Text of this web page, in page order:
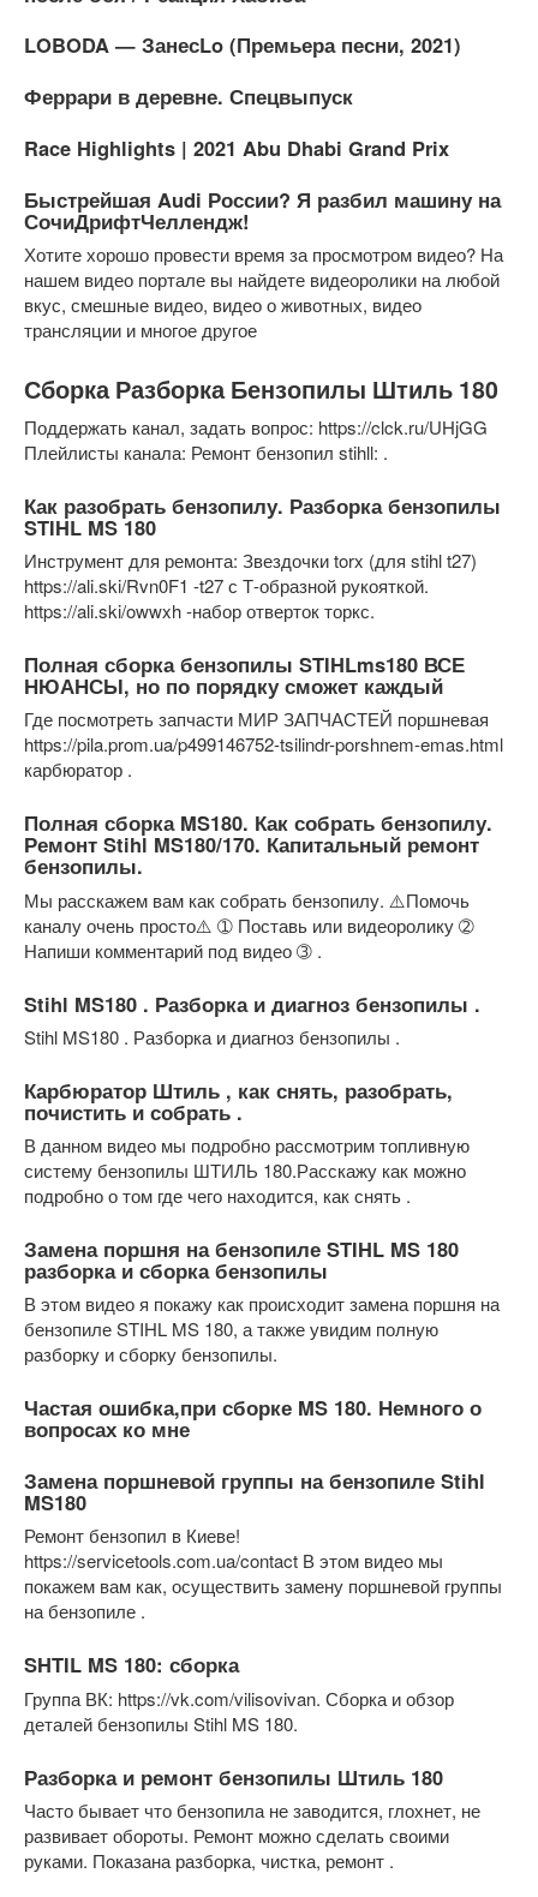
LOBODA — ЗанесLo (Премьера песни, 2021)
Феррари в деревне. Спецвыпуск
Race Highlights | 2021 Abu Dhabi Grand Prix
Быстрейшая Audi России? Я разбил машину на
СочиДрифтЧеллендж!
Хотите хорошо провести время за просмотром видео? На
нашем видео портале вы найдете видеоролики на любой
вкус, смешные видео, видео о животных, видео
трансляции и многое другое
Сборка Разборка Бензопилы Штиль 180
Поддержать канал, задать вопрос: https://clck.ru/UHjGG
Плейлисты канала: Ремонт бензопил stihll: .
Как разобрать бензопилу. Разборка бензопилы
STIHL MS 180
Инструмент для ремонта: Звездочки torx (для stihl t27)
https://ali.ski/Rvn0F1 -t27 с Т-образной рукояткой.
https://ali.ski/owwxh -набор отверток торкс.
Полная сборка бензопилы STIHLms180 ВСЕ
НЮАНСЫ, но по порядку сможет каждый
Где посмотреть запчасти МИР ЗАПЧАСТЕЙ поршневая
https://pila.prom.ua/p499146752-tsilindr-porshnem-emas.html
карбюратор .
Полная сборка MS180. Как собрать бензопилу.
Ремонт Stihl MS180/170. Капитальный ремонт
бензопилы.
Мы расскажем вам как собрать бензопилу. ⚠️Помочь
каналу очень просто⚠️ ➀ Поставь или видеоролику ➁
Напиши комментарий под видео ➂ .
Stihl MS180 . Разборка и диагноз бензопилы .
Stihl MS180 . Разборка и диагноз бензопилы .
Карбюратор Штиль , как снять, разобрать,
почистить и собрать .
В данном видео мы подробно рассмотрим топливную
систему бензопилы ШТИЛЬ 180.Расскажу как можно
подробно о том где чего находится, как снять .
Замена поршня на бензопиле STIHL MS 180
разборка и сборка бензопилы
В этом видео я покажу как происходит замена поршня на
бензопиле STIHL MS 180, а также увидим полную
разборку и сборку бензопилы.
Частая ошибка,при сборке MS 180. Немного о
вопросах ко мне
Замена поршневой группы на бензопиле Stihl
MS180
Ремонт бензопил в Киеве!
https://servicetools.com.ua/contact В этом видео мы
покажем вам как, осуществить замену поршневой группы
на бензопиле .
SHTIL MS 180: сборка
Группа ВК: https://vk.com/vilisovivan. Сборка и обзор
деталей бензопилы Stihl MS 180.
Разборка и ремонт бензопилы Штиль 180
Часто бывает что бензопила не заводится, глохнет, не
развивает обороты. Ремонт можно сделать своими
руками. Показана разборка, чистка, ремонт .